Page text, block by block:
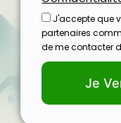
J'accepte que
partenaires
de me contacter
Je